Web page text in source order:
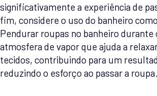
significativamente a experiência de
fim, considere o uso do banheiro
Pendurar roupas no banheiro durante
atmosfera de vapor que ajuda a
tecidos, contribuindo para um
reduzindo o esforço ao passar a roupa.